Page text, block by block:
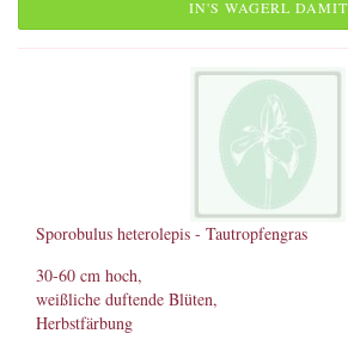
IN'S WAGERL DAMIT
Sporobulus heterolepis - Tautropfengras
30-60 cm hoch,
weißliche duftende Blüten,
Herbstfärbung